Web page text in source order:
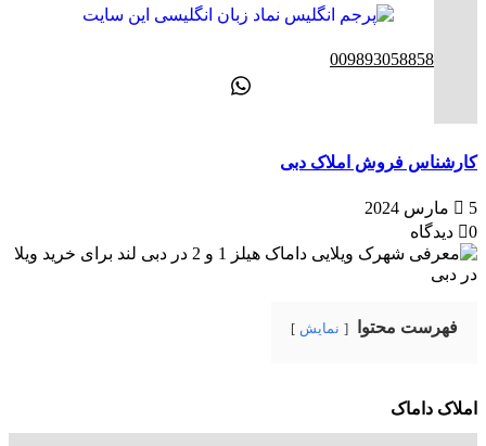
00989305885808
کارشناس فروش املاک دبی
5 مارس 2024
0 دیدگاه
فهرست محتوا نمایش
املاک داماک